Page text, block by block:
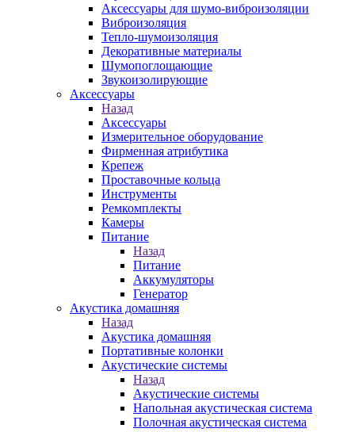
Аксессуары для шумо-виброизоляции
Виброизоляция
Тепло-шумоизоляция
Декоративные материалы
Шумопоглощающие
Звукоизолирующие
Аксессуары
Назад
Аксессуары
Измерительное оборудование
Фирменная атрибутика
Крепеж
Проставочные кольца
Инструменты
Ремкомплекты
Камеры
Питание
Назад
Питание
Аккумуляторы
Генератор
Акустика домашняя
Назад
Акустика домашняя
Портативные колонки
Акустические системы
Назад
Акустические системы
Напольная акустическая система
Полочная акустическая система